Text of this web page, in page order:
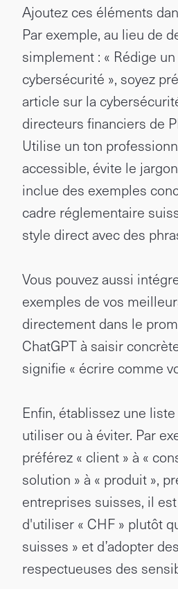
Ajoutez ces éléments
Par exemple, au lieu de
simplement : « Rédige
cybersécurité », soyez
article sur la
directeurs financiers de
Utilise un ton
accessible, évite le
inclue des exemples
cadre réglementaire
style direct avec des
Vous pouvez aussi
exemples de vos
directement dans le
ChatGPT à saisir
signifie « écrire comme
Enfin, établissez une
utiliser ou à éviter. Par
préférez « client » à «
solution » à « produit »,
entreprises suisses, il
d'utiliser « CHF » plutôt
suisses » et d’adopter
respectueuses des